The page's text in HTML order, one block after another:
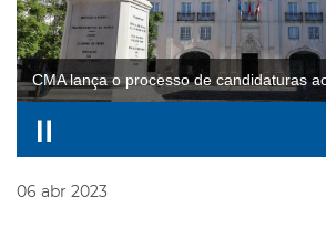
CMA lança o processo de candidaturas
06 abr 2023